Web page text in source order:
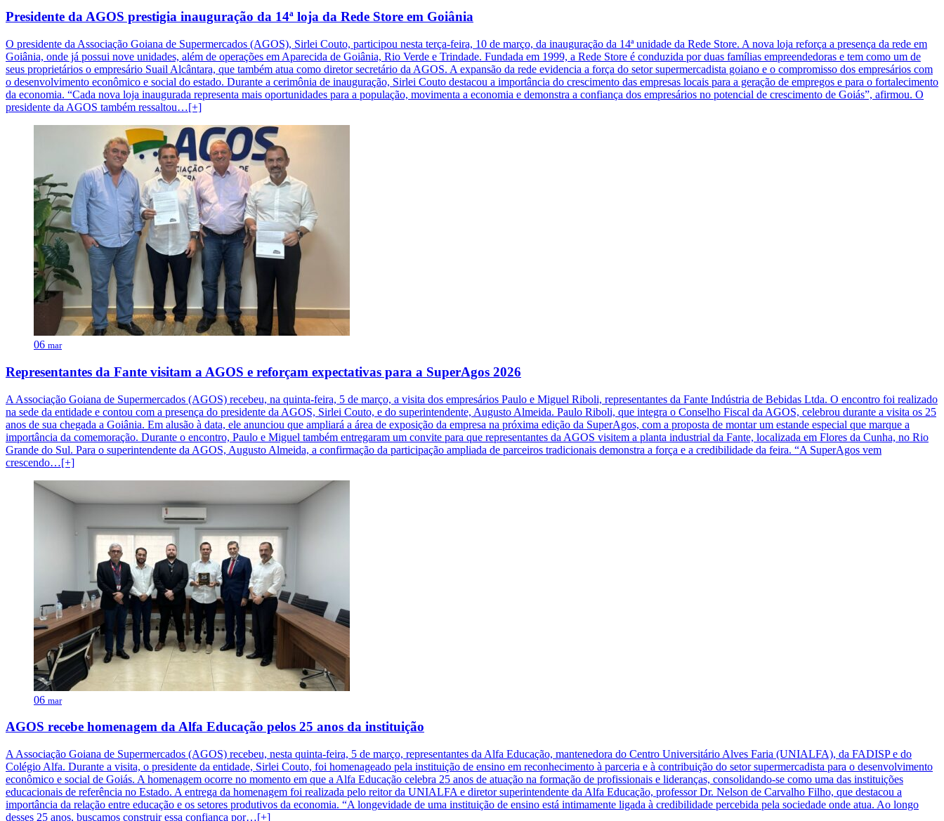
Presidente da AGOS prestigia inauguração da 14ª loja da Rede Store em Goiânia
O presidente da Associação Goiana de Supermercados (AGOS), Sirlei Couto, participou nesta terça-feira, 10 de março, da inauguração da 14ª unidade da Rede Store. A nova loja reforça a presença da rede em
Goiânia, onde já possui nove unidades, além de operações em Aparecida de Goiânia, Rio Verde e Trindade. Fundada em 1999, a Rede Store é conduzida por duas famílias empreendedoras e tem como um de
seus proprietários o empresário Suail Alcântara, que também atua como diretor secretário da AGOS. A expansão da rede evidencia a força do setor supermercadista goiano e o compromisso dos empresários com
o desenvolvimento econômico e social do estado. Durante a cerimônia de inauguração, Sirlei Couto destacou a importância do crescimento das empresas locais para a geração de empregos e para o fortalecimento
da economia. “Cada nova loja inaugurada representa mais oportunidades para a população, movimenta a economia e demonstra a confiança dos empresários no potencial de crescimento de Goiás”, afirmou. O
presidente da AGOS também ressaltou…[+]
06 mar
Representantes da Fante visitam a AGOS e reforçam expectativas para a SuperAgos 2026
A Associação Goiana de Supermercados (AGOS) recebeu, na quinta-feira, 5 de março, a visita dos empresários Paulo e Miguel Riboli, representantes da Fante Indústria de Bebidas Ltda. O encontro foi realizado
na sede da entidade e contou com a presença do presidente da AGOS, Sirlei Couto, e do superintendente, Augusto Almeida. Paulo Riboli, que integra o Conselho Fiscal da AGOS, celebrou durante a visita os 25
anos de sua chegada a Goiânia. Em alusão à data, ele anunciou que ampliará a área de exposição da empresa na próxima edição da SuperAgos, com a proposta de montar um estande especial que marque a
importância da comemoração. Durante o encontro, Paulo e Miguel também entregaram um convite para que representantes da AGOS visitem a planta industrial da Fante, localizada em Flores da Cunha, no Rio
Grande do Sul. Para o superintendente da AGOS, Augusto Almeida, a confirmação da participação ampliada de parceiros tradicionais demonstra a força e a credibilidade da feira. “A SuperAgos vem
crescendo…[+]
06 mar
AGOS recebe homenagem da Alfa Educação pelos 25 anos da instituição
A Associação Goiana de Supermercados (AGOS) recebeu, nesta quinta-feira, 5 de março, representantes da Alfa Educação, mantenedora do Centro Universitário Alves Faria (UNIALFA), da FADISP e do
Colégio Alfa. Durante a visita, o presidente da entidade, Sirlei Couto, foi homenageado pela instituição de ensino em reconhecimento à parceria e à contribuição do setor supermercadista para o desenvolvimento
econômico e social de Goiás. A homenagem ocorre no momento em que a Alfa Educação celebra 25 anos de atuação na formação de profissionais e lideranças, consolidando-se como uma das instituições
educacionais de referência no Estado. A entrega da homenagem foi realizada pelo reitor da UNIALFA e diretor superintendente da Alfa Educação, professor Dr. Nelson de Carvalho Filho, que destacou a
importância da relação entre educação e os setores produtivos da economia. “A longevidade de uma instituição de ensino está intimamente ligada à credibilidade percebida pela sociedade onde atua. Ao longo
desses 25 anos, buscamos construir essa confiança por…[+]